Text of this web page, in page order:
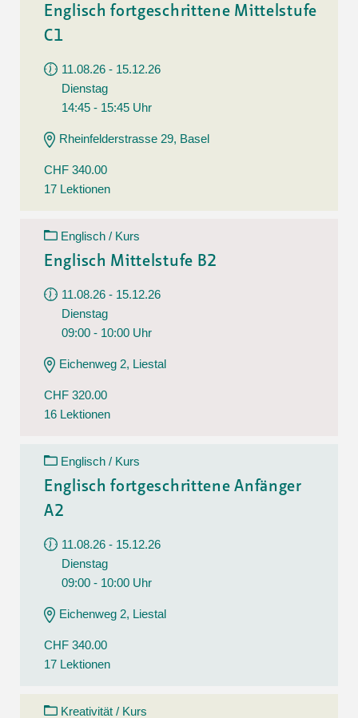
Englisch fortgeschrittene Mittelstufe
C1
11.08.26 - 15.12.26
Dienstag
14:45 - 15:45 Uhr
Rheinfelderstrasse 29, Basel
CHF 340.00
17 Lektionen
Englisch / Kurs
Englisch Mittelstufe B2
11.08.26 - 15.12.26
Dienstag
09:00 - 10:00 Uhr
Eichenweg 2, Liestal
CHF 320.00
16 Lektionen
Englisch / Kurs
Englisch fortgeschrittene Anfänger
A2
11.08.26 - 15.12.26
Dienstag
09:00 - 10:00 Uhr
Eichenweg 2, Liestal
CHF 340.00
17 Lektionen
Kreativität / Kurs